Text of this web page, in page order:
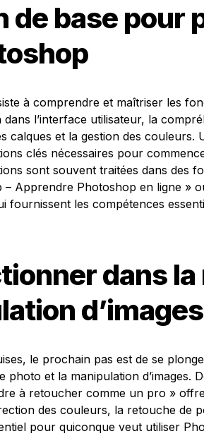
de base pour
à comprendre et maîtriser les
l’interface utilisateur, la
calques et la gestion des couleurs.
clés nécessaires pour
sont souvent traitées dans des
Apprendre Photoshop en ligne »
fournissent les compétences
dans
d’images
le prochain pas est de se
photo et la manipulation d’images.
à retoucher comme un pro »
des couleurs, la retouche de
pour quiconque veut utiliser